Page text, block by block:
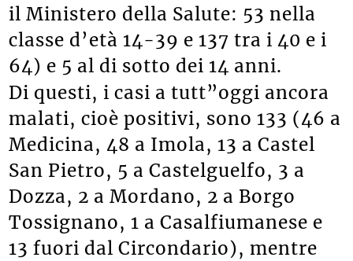
il Ministero della Salute: 53 nella
classe d’età 14-39 e 137 tra i 40 e i
64) e 5 al di sotto dei 14 anni.
Di questi, i casi a tutt”oggi ancora
malati, cioè positivi, sono 133 (46 a
Medicina, 48 a Imola, 13 a Castel
San Pietro, 5 a Castelguelfo, 3 a
Dozza, 2 a Mordano, 2 a Borgo
Tossignano, 1 a Casalfiumanese e
13 fuori dal Circondario), mentre